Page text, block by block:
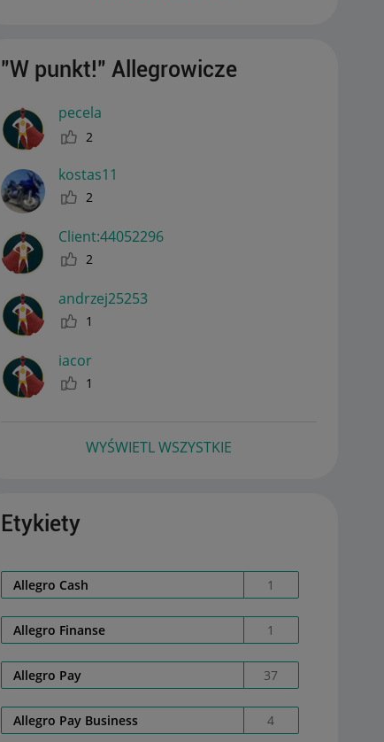
"W punkt!" Allegrowicze
pecela
2
kostas11
2
Client:44052296
2
andrzej25253
1
iacor
1
WYŚWIETL WSZYSTKIE
Etykiety
Allegro Cash 1
Allegro Finanse 1
Allegro Pay 37
Allegro Pay Business 4